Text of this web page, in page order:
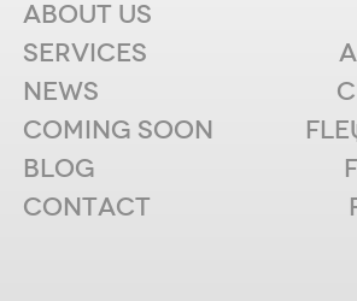
ABOUT US
SERVICES
NEWS
COMING SOON
BLOG
CONTACT
作品